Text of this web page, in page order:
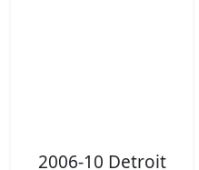
2006-10 Detroit